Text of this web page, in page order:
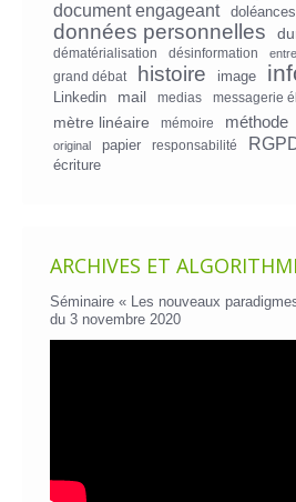
document engageant doléances
données personnelles
dématérialisation désinformation
grand débat histoire image
Linkedin mail medias messagerie
mètre linéaire mémoire méthode
original papier responsabilité
écriture
ARCHIVES ET
Séminaire « Les nouveaux
du 3 novembre 2020